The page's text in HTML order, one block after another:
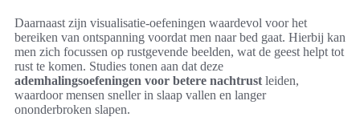
Daarnaast zijn visualisatie-oefeningen waardevol voor het
bereiken van ontspanning voordat men naar bed gaat. Hierbij kan
men zich focussen op rustgevende beelden, wat de geest helpt tot
rust te komen. Studies tonen aan dat deze
ademhalingsoefeningen voor betere nachtrust leiden,
waardoor mensen sneller in slaap vallen en langer
ononderbroken slapen.